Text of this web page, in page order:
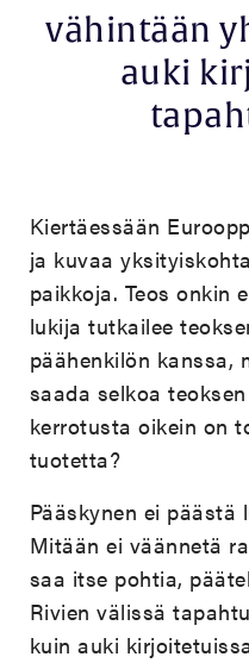
vähintään
auki
Kiertäessään
ja kuvaa
paikkoja. Teos onkin
lukija tutkailee
päähenkilön kanssa,
saada selkoa
kerrotusta oikein on
tuotetta?
Pääskynen ei päästä
Mitään ei väännetä
saa itse pohtia,
Rivien välissä
kuin auki